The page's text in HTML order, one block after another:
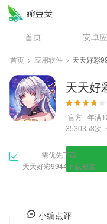
首页 安卓
资讯
专题
问答
首页 > 应用软件 > 天天好彩
天天好
官方 年满
3530358次
需优先下载
天天好彩9944下载安装
小编点评